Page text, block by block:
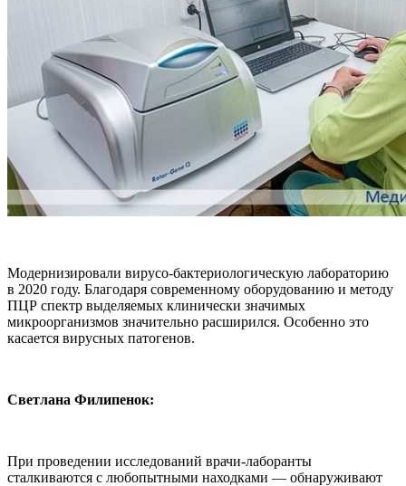
Модернизировали вирусо-бактериологическую лабораторию
в 2020 году. Благодаря современному оборудованию и методу
ПЦР спектр выделяемых клинически значимых
микроорганизмов значительно расширился. Особенно это
касается вирусных патогенов.
Светлана Филипенок:
При проведении исследований врачи-лаборанты
сталкиваются с любопытными находками — обнаруживают